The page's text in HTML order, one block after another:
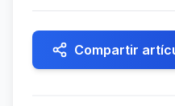
Compartir